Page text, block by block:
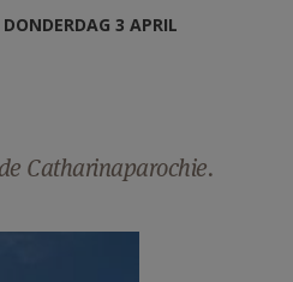
3 APRIL
Catharinaparochie.